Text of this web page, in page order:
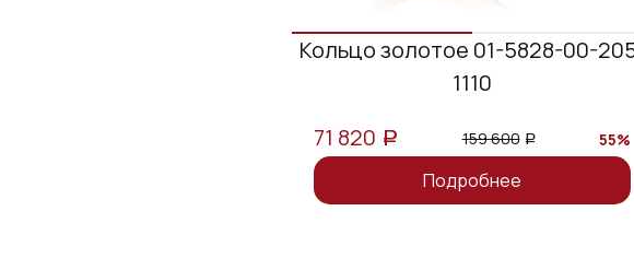
Кольцо золотое 01-5828-00-
1110
71 820 a 159 600 a 55%
Подробнее